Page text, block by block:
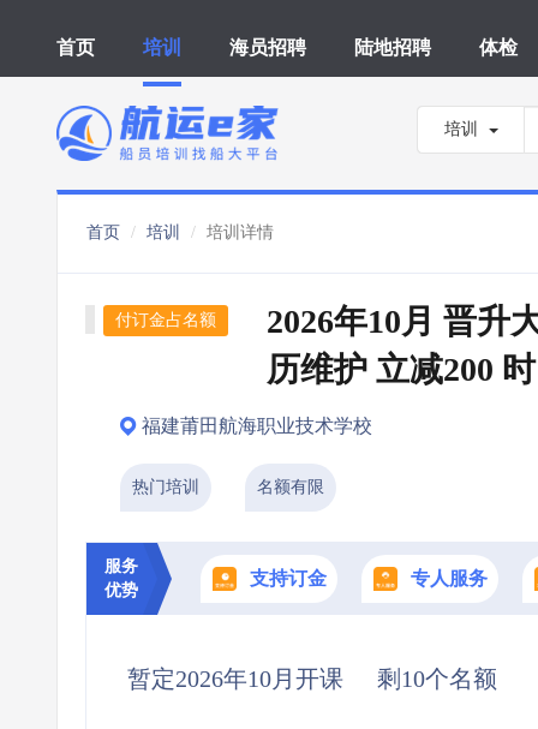
首页 培训 海员招聘 陆地招聘 体检
培训
首页 培训 培训详情
付订金占名额
2026年10月 晋升
历维护 立减200
福建莆田航海职业技术学校
热门培训 名额有限
服务
优势
支持订金 专人服务
暂定2026年10月开课 剩10个名额